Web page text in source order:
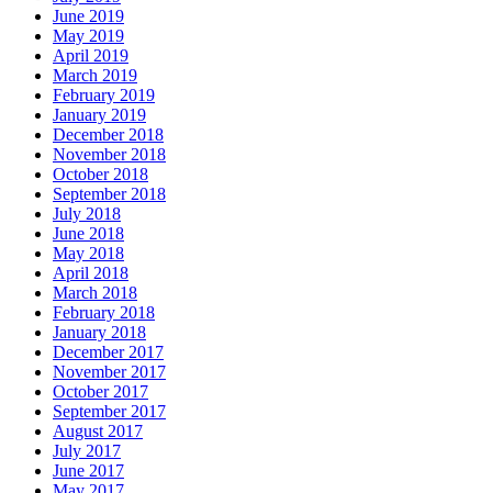
June 2019
May 2019
April 2019
March 2019
February 2019
January 2019
December 2018
November 2018
October 2018
September 2018
July 2018
June 2018
May 2018
April 2018
March 2018
February 2018
January 2018
December 2017
November 2017
October 2017
September 2017
August 2017
July 2017
June 2017